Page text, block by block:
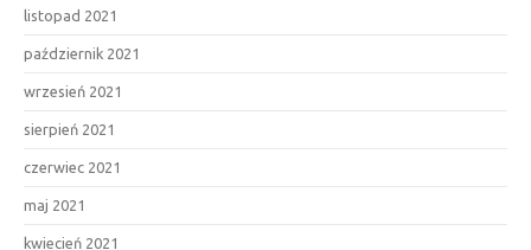
listopad 2021
październik 2021
wrzesień 2021
sierpień 2021
czerwiec 2021
maj 2021
kwiecień 2021